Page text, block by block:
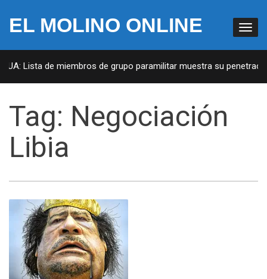
EL MOLINO ONLINE
Lista de miembros de grupo paramilitar muestra su
Tag: Negociación
Libia